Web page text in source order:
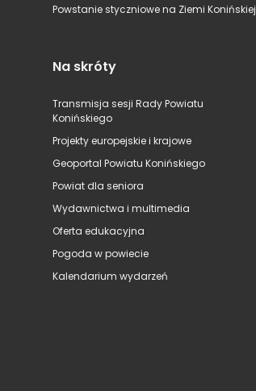
Powstanie styczniowe na Ziemi Konińskiej
Na skróty
Transmisja sesji Rady Powiatu
Konińskiego
Projekty europejskie i krajowe
Geoportal Powiatu Konińskiego
Powiat dla seniora
Wydawnictwa i multimedia
Oferta edukacyjna
Pogoda w powiecie
Kalendarium wydarzeń